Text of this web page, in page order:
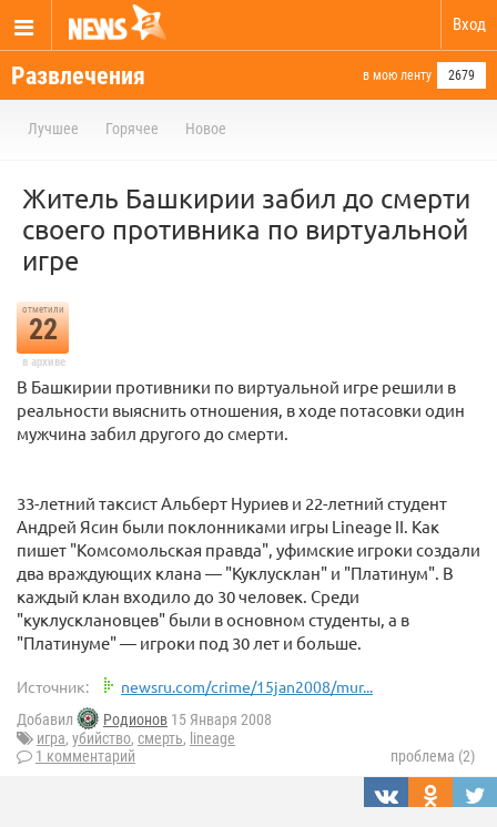
Вход
Развлечения в мою ленту 2679
Лучшее Горячее Новое
Житель Башкирии забил до смерти
своего противника по виртуальной
игре
отметили
22
в архиве
В Башкирии противники по виртуальной игре решили в
реальности выяснить отношения, в ходе потасовки один
мужчина забил другого до смерти.
33-летний таксист Альберт Нуриев и 22-летний студент
Андрей Ясин были поклонниками игры Lineage II. Как
пишет "Комсомольская правда", уфимские игроки создали
два враждующих клана — "Куклусклан" и "Платинум". В
каждый клан входило до 30 человек. Среди
"куклусклановцев" были в основном студенты, а в
"Платинуме" — игроки под 30 лет и больше.
Источник: newsru.com/crime/15jan2008/mur...
Добавил Родионов 15 Января 2008
игра, убийство, смерть, lineage
1 комментарий
проблема (2)